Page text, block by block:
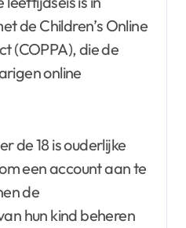
de Children’s Online
(COPPA), die de
online
de 18 is ouderlijke
een account aan te
de
hun kind beheren